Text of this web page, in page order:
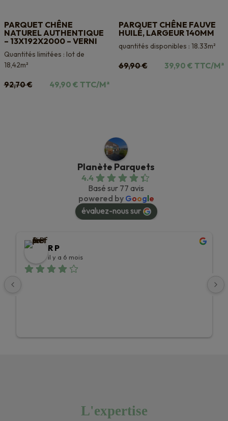
PARQUET CHÊNE
NATUREL AUTHENTIQUE
– 13X192X2000 – VERNI
Quantités limitées : lot de
18,42m²
92,70€ 49,90 €Le
TTC/M²
PARQUET CHÊNE FAUVE
HUILÉ, LARGEUR 140MM
quantités disponibles : 18.33m²
69,90€ 39,90 €Le
TTC/M²
Planète Parquets
4.4
Basé sur 77 avis
powered by Google
évaluez-nous sur
R P
il y a 6 mois
L'expertise